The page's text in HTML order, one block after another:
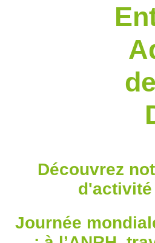
Découvrez
d'activité
Journée